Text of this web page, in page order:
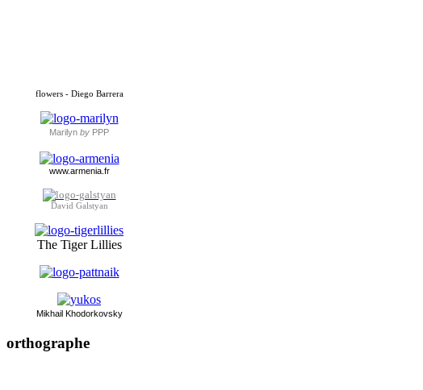
flowers - Diego Barrera
Marilyn by PPP
www.armenia.fr
David Galstyan
The Tiger Lillies
Mikhail Khodorkovsky
orthographe